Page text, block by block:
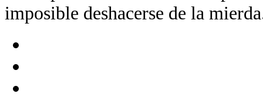
imposible deshacerse de la